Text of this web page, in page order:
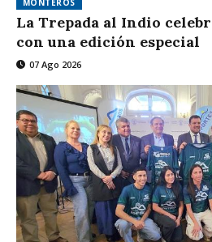
MONTEROS
La Trepada al Indio
con una edición especial
07 Ago 2026